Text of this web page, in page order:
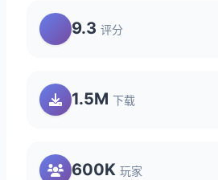
9.3 评分
1.5M 下载
600K 玩家